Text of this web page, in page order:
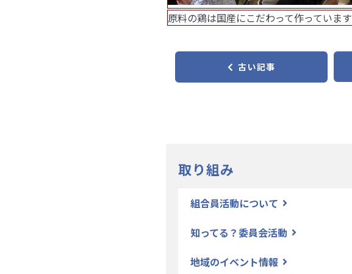
原料の鶏は国産にこだわって作っています
古い記事
取り組み
組合員活動について
知ってる？委員会活動
地域のイベント情報